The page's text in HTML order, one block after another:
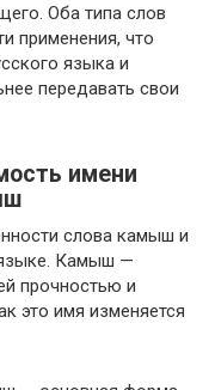
Оба типа слов
применения, что
языка и
передавать свои
имени
слова камыш и
Камыш —
прочностью и
это имя изменяется